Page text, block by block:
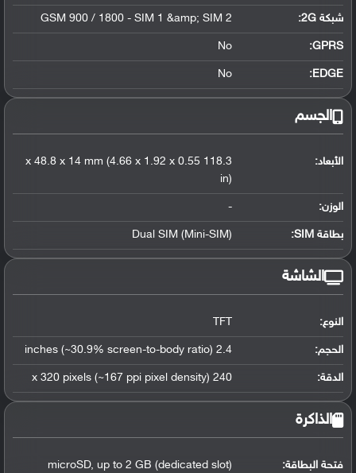
شبكة 2G: GSM 900 / 1800 - SIM 1 &amp; SIM 2
GPRS:
No
EDGE:
No
الجسم
الأبعاد:
118.3 x 48.8 x 14 mm (4.66 x 1.92 x 0.55
in)
الوزن: -
بطاقة SIM: Dual SIM (Mini-SIM)
الشاشة
النوع: TFT
الحجم: 2.4 inches (~30.9% screen-to-body ratio)
الدقة: 240 x 320 pixels (~167 ppi pixel density)
الذاكرة
فتحة البطاقة: microSD, up to 2 GB (dedicated slot)